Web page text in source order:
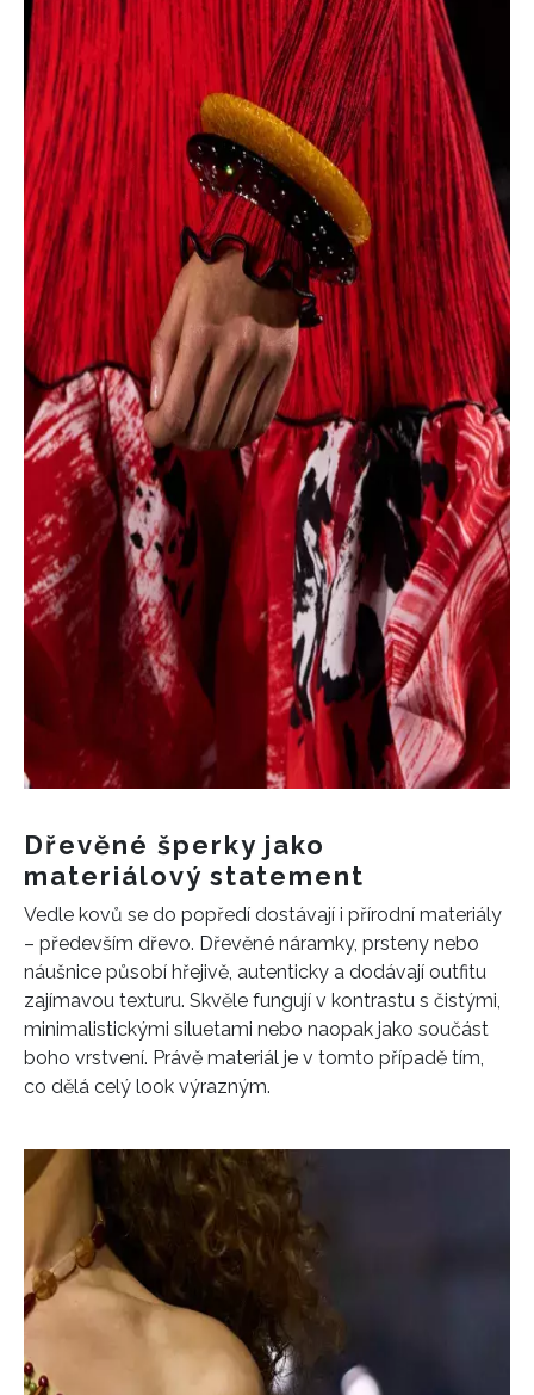
Dřevěné šperky jako
materiálový statement
Vedle kovů se do popředí dostávají i přírodní materiály
– především dřevo. Dřevěné náramky, prsteny nebo
náušnice působí hřejivě, autenticky a dodávají outfitu
zajímavou texturu. Skvěle fungují v kontrastu s čistými,
minimalistickými siluetami nebo naopak jako součást
boho vrstvení. Právě materiál je v tomto případě tím,
co dělá celý look výrazným.